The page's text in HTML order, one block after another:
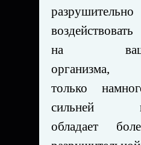
разрушительно
воздействовать
на
организма,
только
сильней
обладает